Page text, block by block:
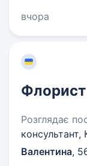
вчора
Флорист
Розглядає
Валентина,